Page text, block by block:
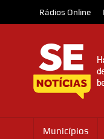
Rádios Online
Municípios